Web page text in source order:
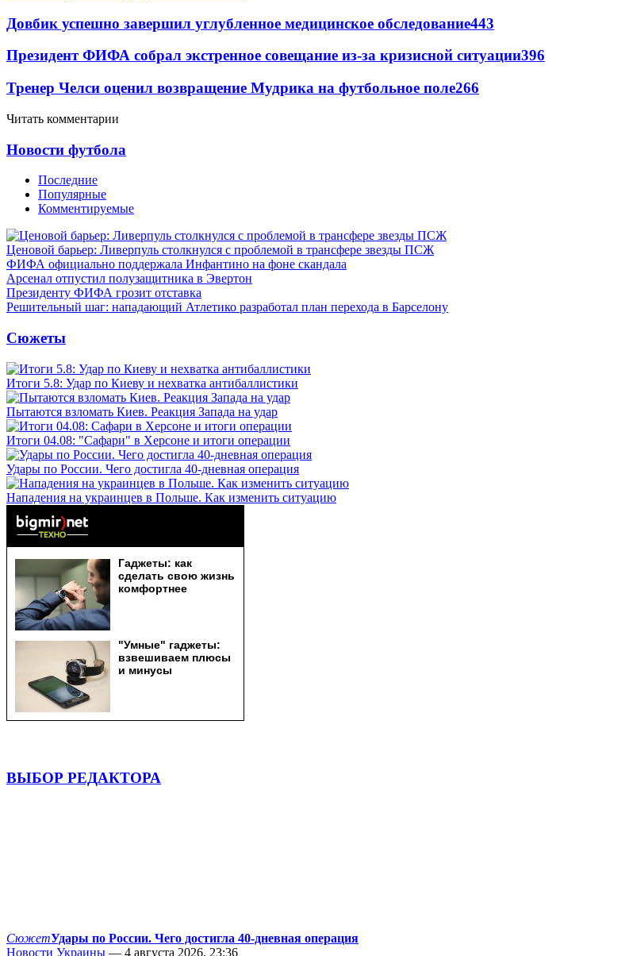
Довбик успешно завершил углубленное медицинское обследование443
Президент ФИФА собрал экстренное совещание из-за кризисной ситуации396
Тренер Челси оценил возвращение Мудрика на футбольное поле266
Читать комментарии
Новости футбола
Последние
Популярные
Комментируемые
Ценовой барьер: Ливерпуль столкнулся с проблемой в трансфере звезды ПСЖ
ФИФА официально поддержала Инфантино на фоне скандала
Арсенал отпустил полузащитника в Эвертон
Президенту ФИФА грозит отставка
Решительный шаг: нападающий Атлетико разработал план перехода в Барселону
Сюжеты
Итоги 5.8: Удар по Киеву и нехватка антибаллистики
Пытаются взломать Киев. Реакция Запада на удар
Итоги 04.08: "Сафари" в Херсоне и итоги операции
Удары по России. Чего достигла 40-дневная операция
Нападения на украинцев в Польше. Как изменить ситуацию
ВЫБОР РЕДАКТОРА
СюжетУдары по России. Чего достигла 40-дневная операция
Новости Украины — 4 августа 2026, 23:36